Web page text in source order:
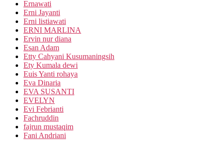
Ernawati
Erni Jayanti
Erni listiawati
ERNI MARLINA
Ervin nur diana
Esan Adam
Etty Cahyani Kusumaningsih
Ety Kumala dewi
Euis Yanti rohaya
Eva Dinaria
EVA SUSANTI
EVELYN
Evi Febrianti
Fachruddin
fajrun mustaqim
Fani Andriani